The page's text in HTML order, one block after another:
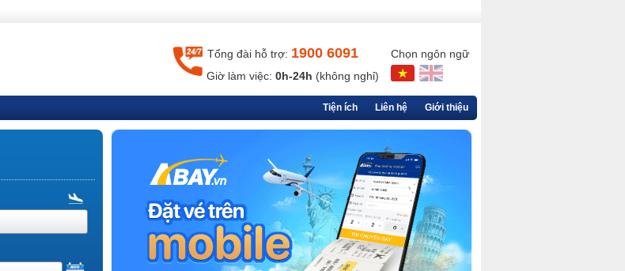
Tổng đài hỗ trợ: 1900 6091
Giờ làm việc: 0h-24h (không nghỉ)
Chọn ngôn ngữ
Giới thiệu
Liên hệ
Tiện ích